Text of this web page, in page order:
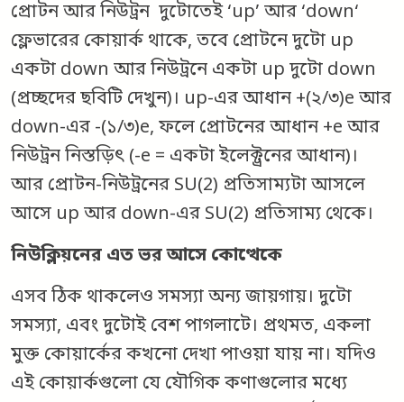
প্রোটন আর নিউট্রন দুটোতেই ‘up’ আর ‘down‘
ফ্লেভারের কোয়ার্ক থাকে, তবে প্রোটনে দুটো up
একটা down আর নিউট্রনে একটা up দুটো down
(প্রচ্ছদের ছবিটি দেখুন)। up-এর আধান +(২/৩)e আর
down-এর -(১/৩)e, ফলে প্রোটনের আধান +e আর
নিউট্রন নিস্তড়িৎ (-e = একটা ইলেক্ট্রনের আধান)।
আর প্রোটন-নিউট্রনের SU(2) প্রতিসাম্যটা আসলে
আসে up আর down-এর SU(2) প্রতিসাম্য থেকে।
নিউক্লিয়নের এত ভর আসে কোত্থেকে
এসব ঠিক থাকলেও সমস্যা অন্য জায়গায়। দুটো
সমস্যা, এবং দুটোই বেশ পাগলাটে। প্রথমত, একলা
মুক্ত কোয়ার্কের কখনো দেখা পাওয়া যায় না। যদিও
এই কোয়ার্কগুলো যে যৌগিক কণাগুলোর মধ্যে